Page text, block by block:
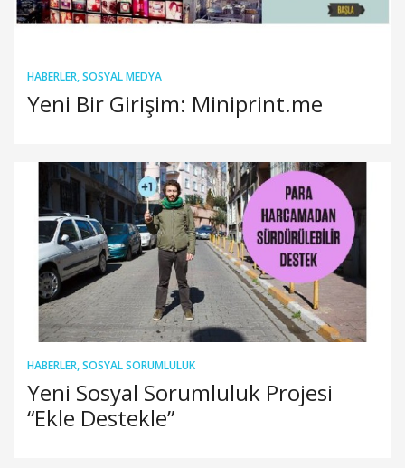
HABERLER,SOSYAL MEDYA
Yeni Bir Girişim: Miniprint.me
HABERLER,SOSYAL SORUMLULUK
Yeni Sosyal Sorumluluk Projesi
“Ekle Destekle”